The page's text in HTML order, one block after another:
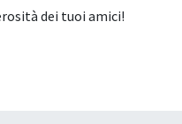
dei tuoi amici!